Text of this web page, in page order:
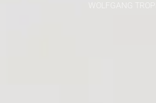
WOLFGANG TROPF